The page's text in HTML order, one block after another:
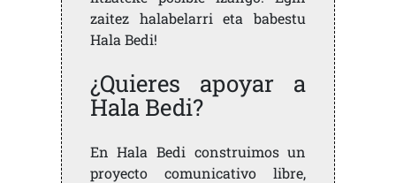
zaitez halabelarri eta babestu
Hala Bedi!
¿Quieres apoyar a
Hala Bedi?
En Hala Bedi construimos un
proyecto comunicativo libre,